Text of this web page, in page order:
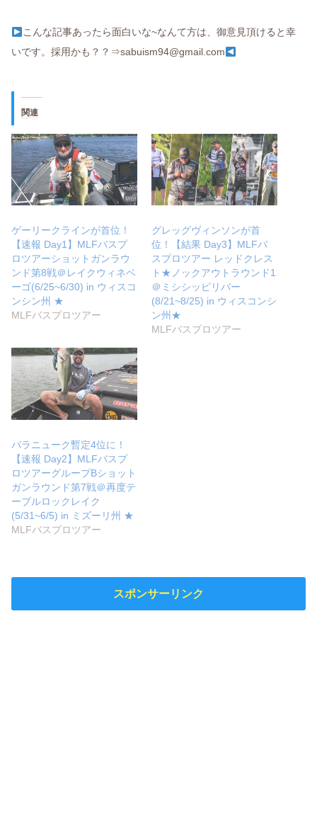
こんな記事あったら面白いな~なんて方は、御意見頂けると幸
いです。採用かも？？⇒sabuism94@gmail.com
関連
ゲーリークラインが首位！
【速報 Day1】MLFバスプ
ロツアーショットガンラウ
ンド第8戦＠レイクウィネベ
ーゴ(6/25~6/30) in ウィスコ
ンシン州 ★
MLFバスプロツアー
グレッグヴィンソンが首
位！【結果 Day3】MLFバ
スプロツアー レッドクレス
ト★ノックアウトラウンド1
＠ミシシッピリバー
(8/21~8/25) in ウィスコンシ
ン州★
MLFバスプロツアー
パラニューク暫定4位に！
【速報 Day2】MLFバスプ
ロツアーグループBショット
ガンラウンド第7戦＠再度テ
ーブルロックレイク
(5/31~6/5) in ミズーリ州 ★
MLFバスプロツアー
スポンサーリンク